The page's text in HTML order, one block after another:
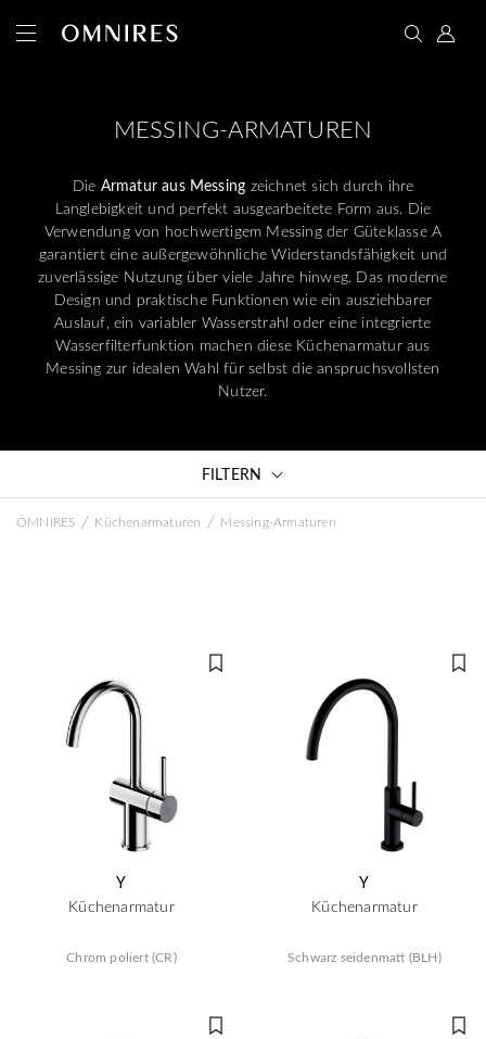
MESSING-ARMATUREN
Die Armatur aus Messing zeichnet sich durch ihre
Langlebigkeit und perfekt ausgearbeitete Form aus. Die
Verwendung von hochwertigem Messing der Güteklasse A
garantiert eine außergewöhnliche Widerstandsfähigkeit und
zuverlässige Nutzung über viele Jahre hinweg. Das moderne
Design und praktische Funktionen wie ein ausziehbarer
Auslauf, ein variabler Wasserstrahl oder eine integrierte
Wasserfilterfunktion machen diese Küchenarmatur aus
Messing zur idealen Wahl für selbst die anspruchsvollsten
Nutzer.
FILTERN
OMNIRES / Küchenarmaturen / Messing-Armaturen
Y
Küchenarmatur
Chrom poliert (CR)
Y
Küchenarmatur
Schwarz seidenmatt (BLH)